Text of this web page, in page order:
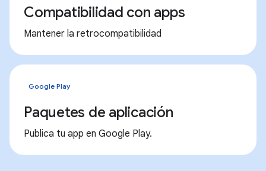
Compatibilidad con apps
Mantener la retrocompatibilidad
Google Play
Paquetes de aplicación
Publica tu app en Google Play.